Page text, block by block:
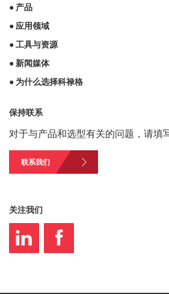
● 产品
● 应用领域
● 工具与资源
● 新闻媒体
● 为什么选择科禄格
保持联系
对于与产品和选型有关的问题，请填
联系我们
关注我们